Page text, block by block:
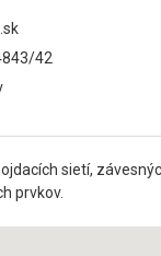
42
sietí,
prvkov.